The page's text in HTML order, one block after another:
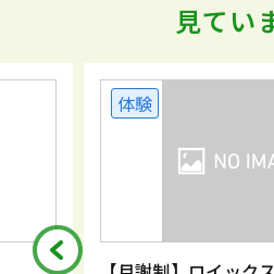
見てい
体験